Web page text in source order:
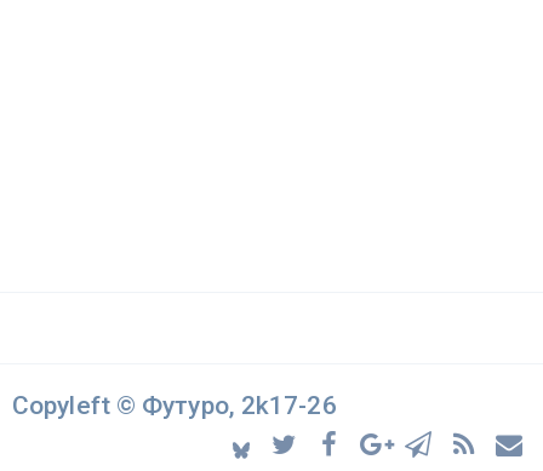
Copyleft © Футуро, 2k17-26